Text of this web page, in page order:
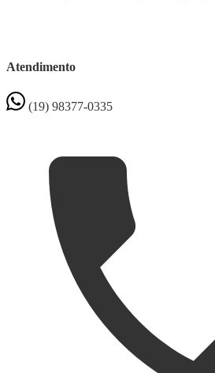
Atendimento
(19) 98377-0335